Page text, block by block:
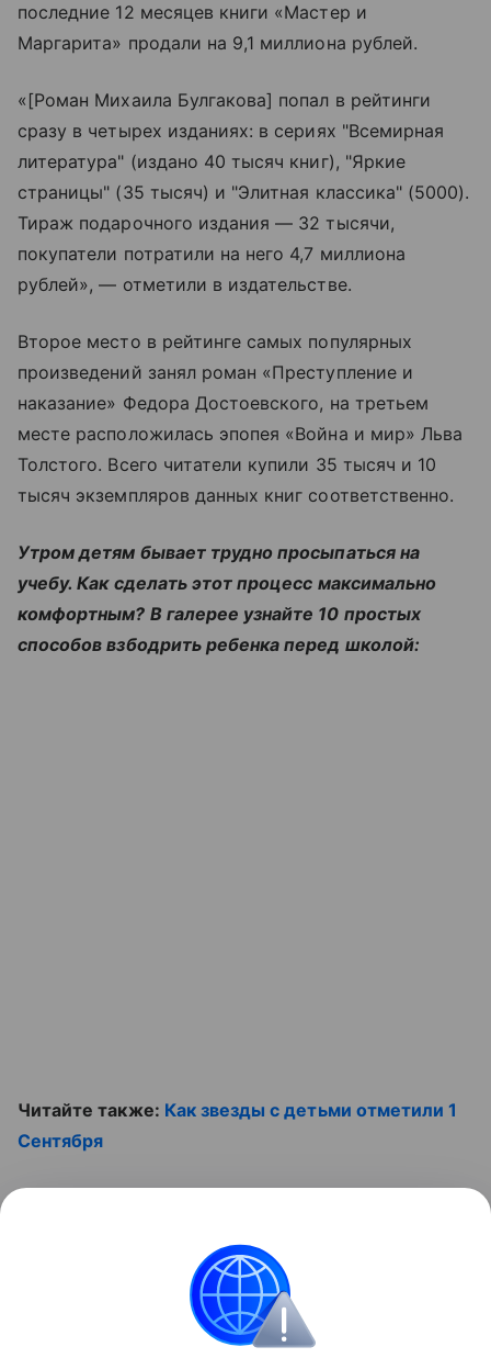
последние 12 месяцев книги «Мастер и
Маргарита» продали на 9,1 миллиона рублей.
«[Роман Михаила Булгакова] попал в рейтинги
сразу в четырех изданиях: в сериях "Всемирная
литература" (издано 40 тысяч книг), "Яркие
страницы" (35 тысяч) и "Элитная классика" (5000).
Тираж подарочного издания — 32 тысячи,
покупатели потратили на него 4,7 миллиона
рублей», — отметили в издательстве.
Второе место в рейтинге самых популярных
произведений занял роман «Преступление и
наказание» Федора Достоевского, на третьем
месте расположилась эпопея «Война и мир» Льва
Толстого. Всего читатели купили 35 тысяч и 10
тысяч экземпляров данных книг соответственно.
Утром детям бывает трудно просыпаться на
учебу. Как сделать этот процесс максимально
комфортным? В галерее узнайте 10 простых
способов взбодрить ребенка перед школой:
Читайте также: Как звезды с детьми отметили 1
Сентября
Контент недоступен